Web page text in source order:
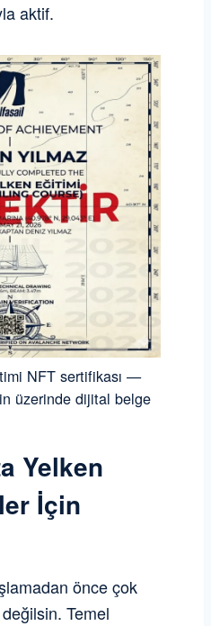
aktif.
NFT sertifikası —
üzerinde dijital belge
Yelken
İçin
önce çok
Temel